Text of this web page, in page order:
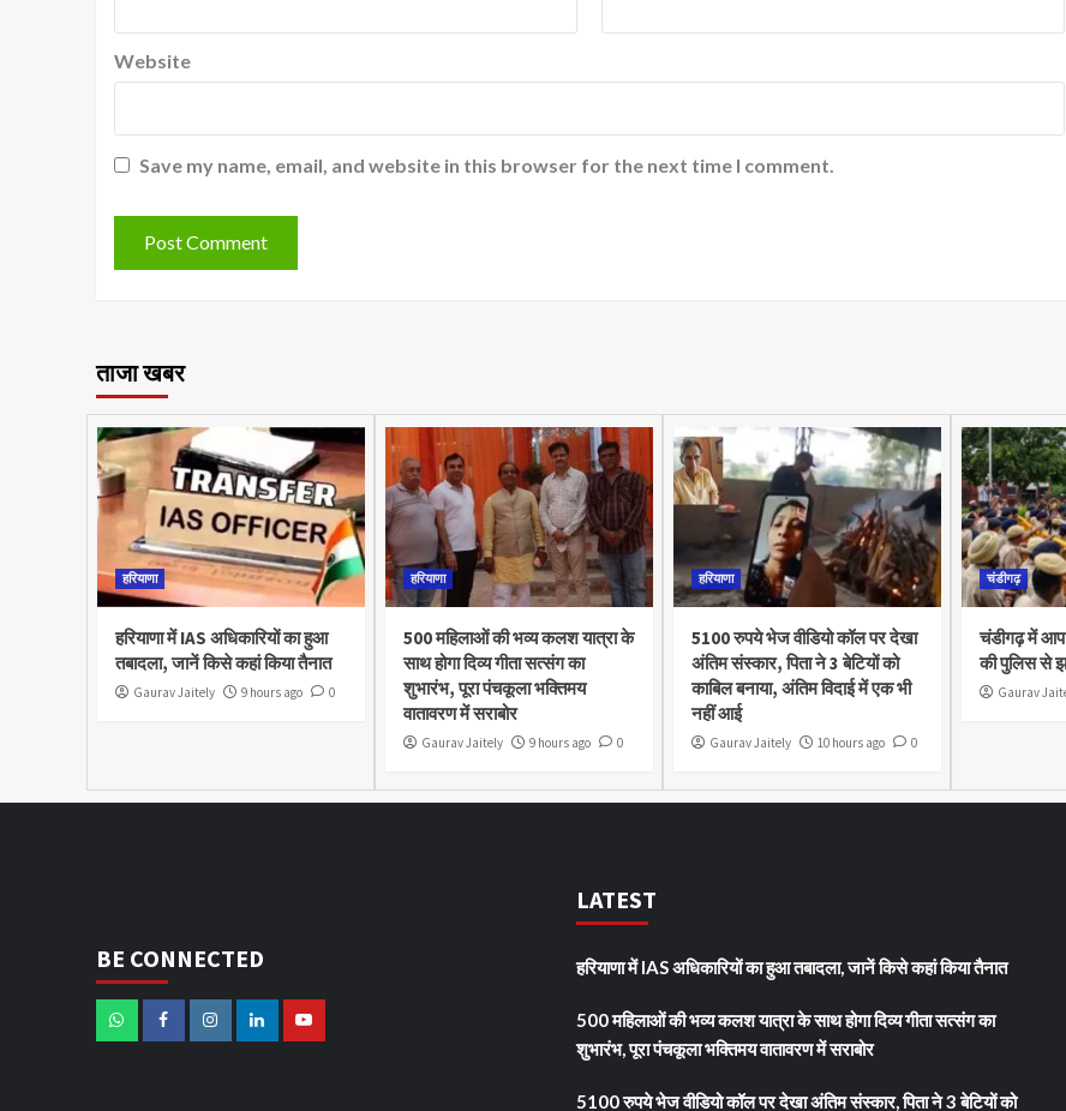
Website
Save my name, email, and website in this browser for the next time I comment.
ताजा खबर
हरियाणा
हरियाणा में IAS अधिकारियों का हुआ
तबादला, जानें किसे कहां किया तैनात
Gaurav Jaitely 9 hours ago 0
हरियाणा
500 महिलाओं की भव्य कलश यात्रा के
साथ होगा दिव्य गीता सत्संग का
शुभारंभ, पूरा पंचकूला भक्तिमय
वातावरण में सराबोर
Gaurav Jaitely 9 hours ago 0
हरियाणा
5100 रुपये भेज वीडियो कॉल पर देखा
अंतिम संस्कार, पिता ने 3 बेटियों को
काबिल बनाया, अंतिम विदाई में एक भी
नहीं आई
Gaurav Jaitely 10 hours ago 0
चंडीगढ़
चंडीगढ़ में आप
की पुलिस से
Gaurav
BE CONNECTED
LATEST
हरियाणा में IAS अधिकारियों का हुआ तबादला, जानें किसे कहां किया तैनात
500 महिलाओं की भव्य कलश यात्रा के साथ होगा दिव्य गीता सत्संग का
शुभारंभ, पूरा पंचकूला भक्तिमय वातावरण में सराबोर
5100 रुपये भेज वीडियो कॉल पर देखा अंतिम संस्कार, पिता ने 3 बेटियों को